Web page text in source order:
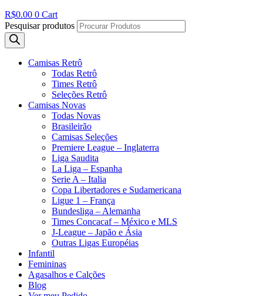
R$0.00 0 Cart
Pesquisar produtos
Camisas Retrô
Todas Retrô
Times Retrô
Seleções Retrô
Camisas Novas
Todas Novas
Brasileirão
Camisas Seleções
Premiere League – Inglaterra
Liga Saudita
La Liga – Espanha
Serie A – Italia
Copa Libertadores e Sudamericana
Ligue 1 – França
Bundesliga – Alemanha
Times Concacaf – México e MLS
J-League – Japão e Ásia
Outras Ligas Européias
Infantil
Femininas
Agasalhos e Calções
Blog